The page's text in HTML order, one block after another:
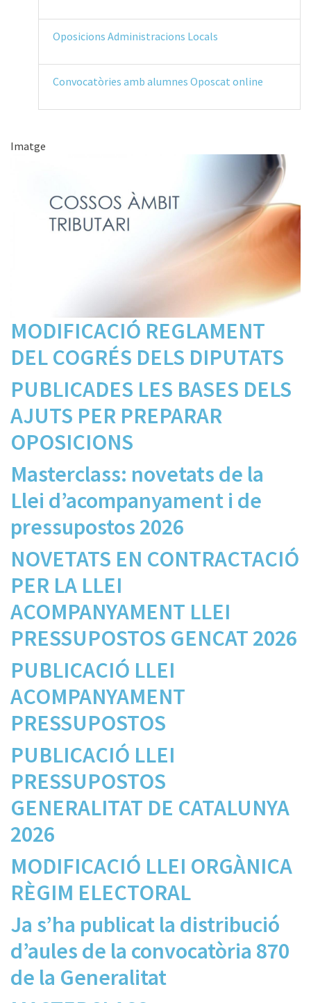
Oposicions Administracions Locals
Convocatòries amb alumnes Oposcat online
Imatge
MODIFICACIÓ REGLAMENT
DEL COGRÉS DELS DIPUTATS
PUBLICADES LES BASES DELS
AJUTS PER PREPARAR
OPOSICIONS
Masterclass: novetats de la
Llei d’acompanyament i de
pressupostos 2026
NOVETATS EN CONTRACTACIÓ
PER LA LLEI
ACOMPANYAMENT LLEI
PRESSUPOSTOS GENCAT 2026
PUBLICACIÓ LLEI
ACOMPANYAMENT
PRESSUPOSTOS
PUBLICACIÓ LLEI
PRESSUPOSTOS
GENERALITAT DE CATALUNYA
2026
MODIFICACIÓ LLEI ORGÀNICA
RÈGIM ELECTORAL
Ja s’ha publicat la distribució
d’aules de la convocatòria 870
de la Generalitat